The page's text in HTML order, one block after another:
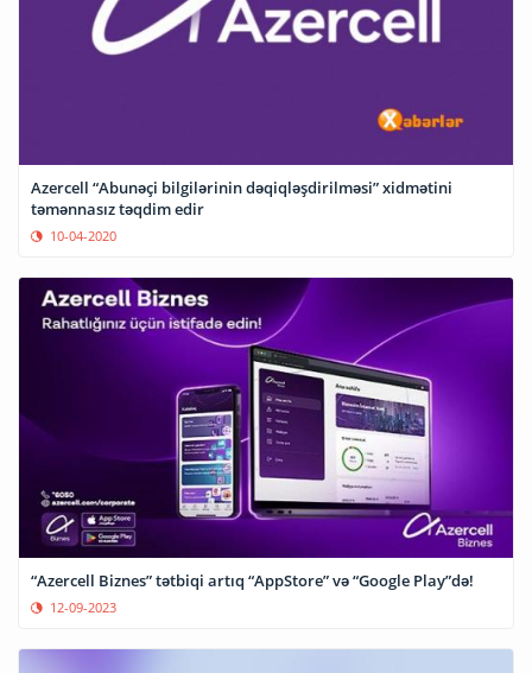
Azercell “Abunəçi bilgilərinin dəqiqləşdirilməsi” xidmətini
təmənnasız təqdim edir
10-04-2020
“Azercell Biznes” tətbiqi artıq “AppStore” və “Google Play”də!
12-09-2023